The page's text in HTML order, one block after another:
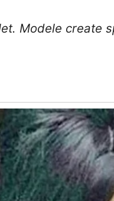
Modele create